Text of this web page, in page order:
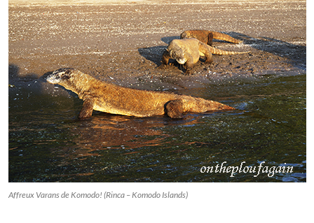
Affreux Varans de Komodo! (Rinca – Komodo Islands)